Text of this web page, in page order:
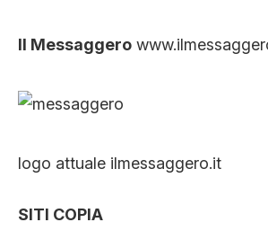
Il Messaggero
logo attuale ilmessaggero.it
SITI COPIA